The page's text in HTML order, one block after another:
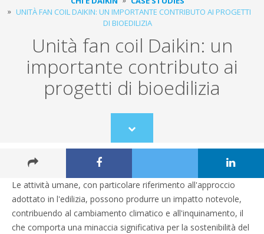
UNITÀ FAN COIL DAIKIN: UN IMPORTANTE CONTRIBUTO AI PROGETTI
DI BIOEDILIZIA
Unità fan coil Daikin: un
importante contributo ai
progetti di bioedilizia
Scroll
to
Le attività umane, con particolare riferimento all'approccio
adottato in l'edilizia, possono produrre un impatto notevole,
contribuendo al cambiamento climatico e all'inquinamento, il
che comporta una minaccia significativa per la sostenibilità del